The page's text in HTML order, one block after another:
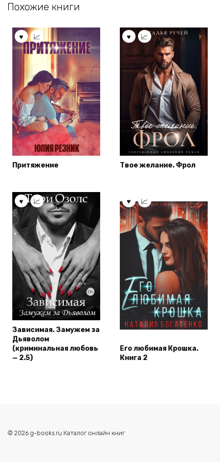
Похожие книги
Притяжение Твое желание. Фрол
Зависимая. Замужем за
Дьяволом
(криминальная любовь
— 2.5)
Его любимая Крошка.
Книга 2
© 2026 g-books.ru Каталог онлайн книг